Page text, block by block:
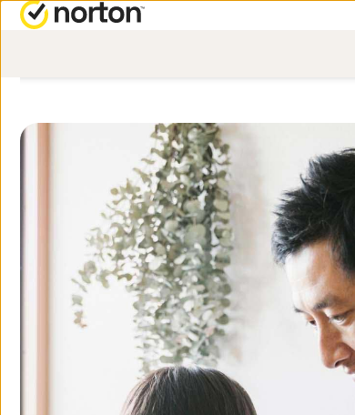
ノートン 360 プレミアム
ノートン 360 デラックス
ノートン 360 スタンダード
ノートン 360 for Gamers
すべての製品とサービス